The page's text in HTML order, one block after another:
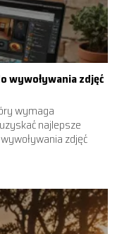
wywoływania zdjęć
wymaga
najlepsze
zdjęć